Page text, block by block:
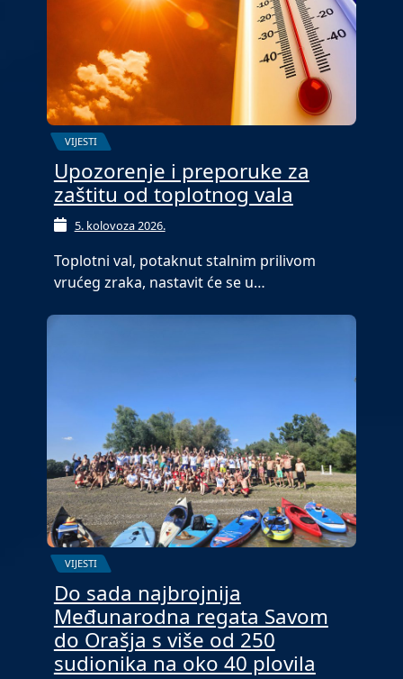
VIJESTI
Upozorenje i preporuke za
zaštitu od toplotnog vala
5. kolovoza 2026.
Toplotni val, potaknut stalnim prilivom
vrućeg zraka, nastavit će se u…
VIJESTI
Do sada najbrojnija
Međunarodna regata Savom
do Orašja s više od 250
sudionika na oko 40 plovila